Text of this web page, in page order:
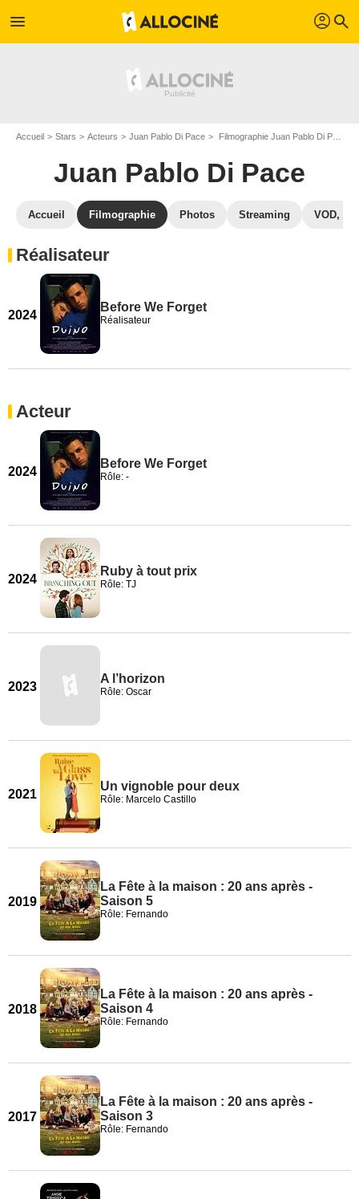
menu profil search
Accueil Stars Acteurs Juan Pablo Di Pace Filmographie Juan Pablo Di Pace
Juan Pablo Di Pace
Accueil Filmographie Photos Streaming VOD,
Réalisateur
2024
Before We Forget
Réalisateur
Acteur
2024
Before We Forget
Rôle: -
2024
Ruby à tout prix
Rôle: TJ
2023
A l’horizon
Rôle: Oscar
2021
Un vignoble pour deux
Rôle: Marcelo Castillo
2019
La Fête à la maison : 20 ans après -
Saison 5
Rôle: Fernando
2018
La Fête à la maison : 20 ans après -
Saison 4
Rôle: Fernando
2017
La Fête à la maison : 20 ans après -
Saison 3
Rôle: Fernando